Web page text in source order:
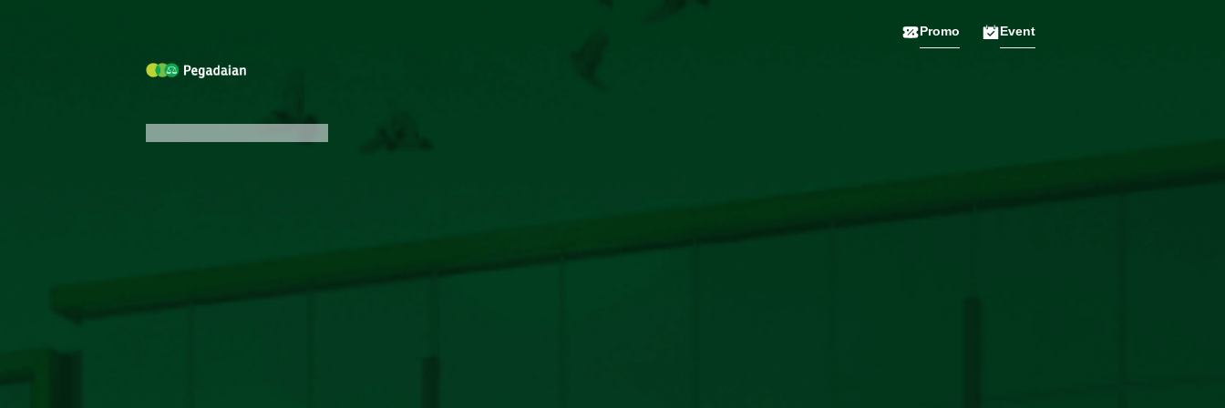
Promo Event